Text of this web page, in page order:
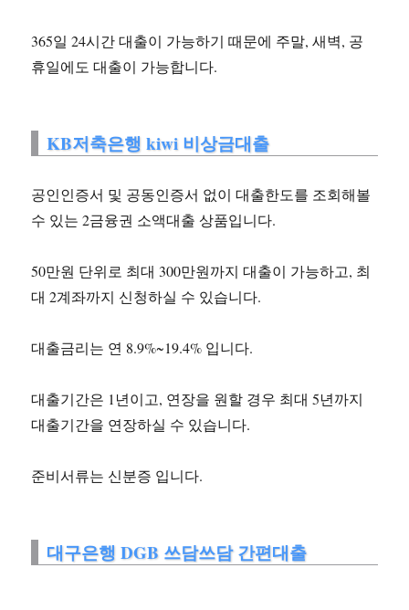
365일 24시간 대출이 가능하기 때문에 주말, 새벽, 공
휴일에도 대출이 가능합니다.
KB저축은행 kiwi 비상금대출
공인인증서 및 공동인증서 없이 대출한도를 조회해볼
수 있는 2금융권 소액대출 상품입니다.
50만원 단위로 최대 300만원까지 대출이 가능하고, 최
대 2계좌까지 신청하실 수 있습니다.
대출금리는 연 8.9%~19.4% 입니다.
대출기간은 1년이고, 연장을 원할 경우 최대 5년까지
대출기간을 연장하실 수 있습니다.
준비서류는 신분증 입니다.
대구은행 DGB 쓰담쓰담 간편대출